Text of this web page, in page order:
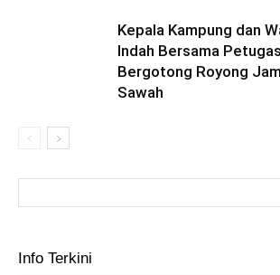
Kepala Kampung dan
Indah Bersama
Bergotong Royong
Sawah
Info Terkini